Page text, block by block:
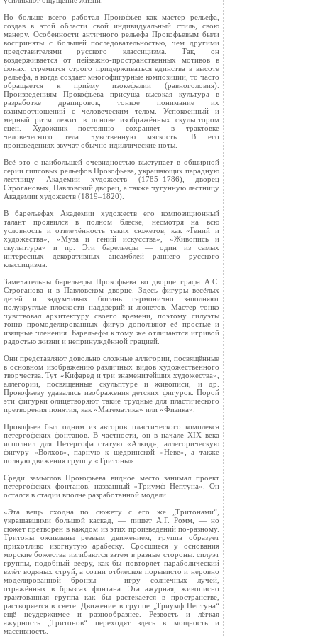
Но больше всего работал Прокофьев как мастер рельефа,
создав в этой области свой индивидуальный стиль, свою
манеру. Особенности античного рельефа Прокофьевым были
восприняты с большей последовательностью, чем другими
представителями русского классицизма. Так, он
воздерживается от пейзажно-пространственных мотивов в
фонах, стремится строго придерживаться единства в высоте
рельефа, а когда создаёт многофигурные композиции, то часто
обращается к приёму изокефалии (равноголовия).
Произведениям Прокофьева присуща высокая культура в
разработке драпировок, тонкое понимание их
взаимоотношений с человеческим телом. Успокоенный и
мерный ритм лежит в основе изображённых скульптором
сцен. Художник постоянно сохраняет в трактовке
человеческого тела чувственную мягкость. В его
произведениях звучат обычно идиллические ноты.
Всё это с наибольшей очевидностью выступает в обширной
серии гипсовых рельефов Прокофьева, украшающих парадную
лестницу Академии художеств (1785–1786), дворец
Строгановых, Павловский дворец, а также чугунную лестницу
Академии художеств (1819–1820).
В барельефах Академии художеств его композиционный
талант проявился в полном блеске, несмотря на всю
условность и отвлечённость таких сюжетов, как «Гений и
художества», «Муза и гений искусства», «Живопись и
скульптура» и пр. Эти барельефы — один из самых
интересных декоративных ансамблей раннего русского
классицизма.
Замечательны барельефы Прокофьева во дворце графа А.С.
Строганова и в Павловском дворце. Здесь фигуры весёлых
детей и задумчивых богинь гармонично заполняют
полукруглые плоскости наддверий и люнетов. Мастер тонко
чувствовал архитектуру своего времени, поэтому силуэты
тонко промоделированных фигур дополняют её простые и
изящные членения. Барельефы к тому же отличаются игривой
радостью жизни и непринуждённой грацией.
Они представляют довольно сложные аллегории, посвящённые
в основном изображению различных видов художественного
творчества. Тут «Кифаред и три знаменитейших художества»,
аллегории, посвящённые скульптуре и живописи, и др.
Прокофьеву удавались изображения детских фигурок. Порой
эти фигурки олицетворяют такие трудные для пластического
претворения понятия, как «Математика» или «Физика».
Прокофьев был одним из авторов пластического комплекса
петергофских фонтанов. В частности, он в начале XIX века
исполнил для Петергофа статую «Алкид», аллегорическую
фигуру «Волхов», парную к щедринской «Неве», а также
полную движения группу «Тритоны».
Среди замыслов Прокофьева видное место занимал проект
петергофских фонтанов, названный «Триумф Нептуна». Он
остался в стадии вполне разработанной модели.
«Эта вещь сходна по сюжету с его же „Тритонами“,
украшавшими большой каскад, — пишет А.Г. Ромм, — но
сюжет претворён в каждом из этих произведений по-разному.
Тритоны оживлены резвым движением, группа образует
прихотливо изогнутую арабеску. Сросшиеся у основания
морские божества изгибаются затем в разные стороны: силуэт
группы, подобный вееру, как бы повторяет параболический
взлёт водяных струй, а сотни отблесков порывисто и неровно
моделированной бронзы — игру солнечных лучей,
отражённых в брызгах фонтана. Эта ажурная, живописно
трактованная группа как бы растекается в пространстве,
растворяется в свете. Движение в группе „Триумф Нептуна“
ещё неудержимее и разнообразнее. Резвость и лёгкая
ажурность „Тритонов“ переходят здесь в мощность и
массивность.